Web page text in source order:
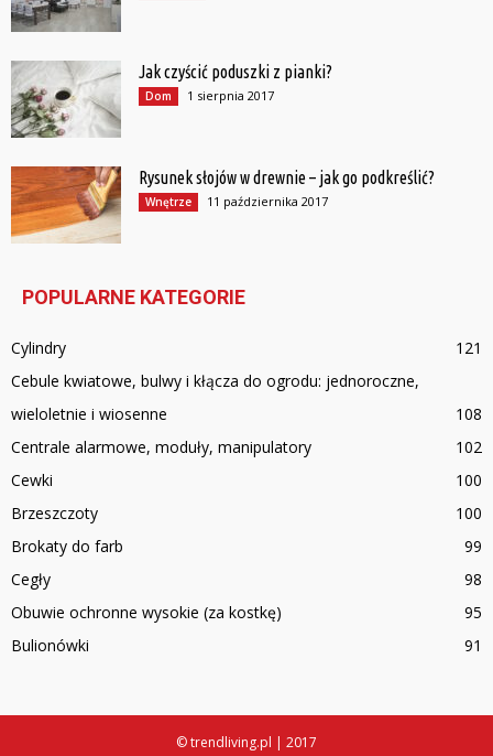
Jak czyścić poduszki z pianki?
Dom 1 sierpnia 2017
Rysunek słojów w drewnie – jak go podkreślić?
Wnętrze 11 października 2017
POPULARNE KATEGORIE
Cylindry
121
Cebule kwiatowe, bulwy i kłącza do ogrodu: jednoroczne,
wieloletnie i wiosenne
108
Centrale alarmowe, moduły, manipulatory
102
Cewki
100
Brzeszczoty
100
Brokaty do farb
99
Cegły
98
Obuwie ochronne wysokie (za kostkę)
95
Bulionówki
91
© trendliving.pl | 2017